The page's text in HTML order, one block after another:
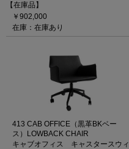
【在庫品】
￥902,000
在庫：在庫あり
413 CAB OFFICE（黒革BKベー
ス）LOWBACK CHAIR
キャブオフィス キャスタースウィ